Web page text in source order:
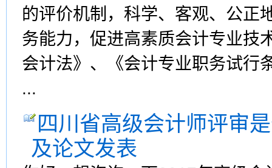
的评价机制，科学、客观、公正
务能力，促进高素质会计专业技
会计法》、《会计专业职务试行
...
四川省高级会计师评审
及论文发表